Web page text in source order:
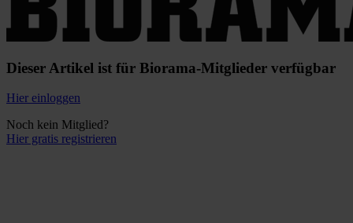
Dieser Artikel ist für Biorama-Mitglieder verfügbar
Hier einloggen
Noch kein Mitglied?
Hier gratis registrieren